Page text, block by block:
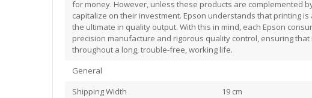
for money. However, unless these products are complemented
capitalize on their investment. Epson understands that printing
the ultimate in quality output. With this in mind, each Epson
precision manufacture and rigorous quality control, ensuring
throughout a long, trouble-free, working life.
General
Shipping Width
19 cm